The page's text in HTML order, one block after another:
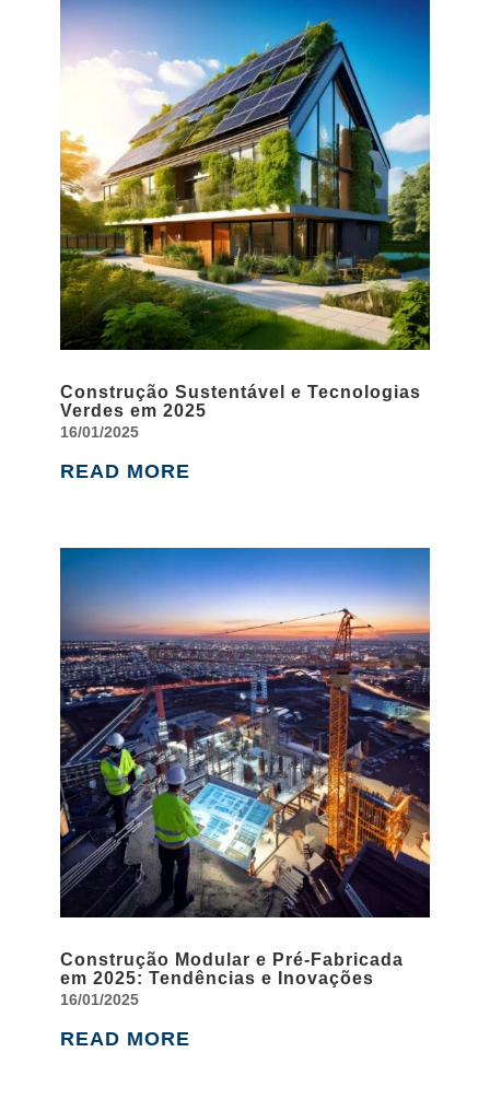
Construção Sustentável e Tecnologias
Verdes em 2025
16/01/2025
READ MORE
Construção Modular e Pré-Fabricada
em 2025: Tendências e Inovações
16/01/2025
READ MORE